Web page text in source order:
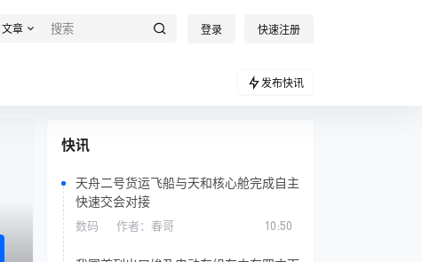
文章 登录 快速注册
发布快讯
快讯
天舟二号货运飞船与天和核心舱完成自主
快速交会对接
数码 作者： 春哥 10:50